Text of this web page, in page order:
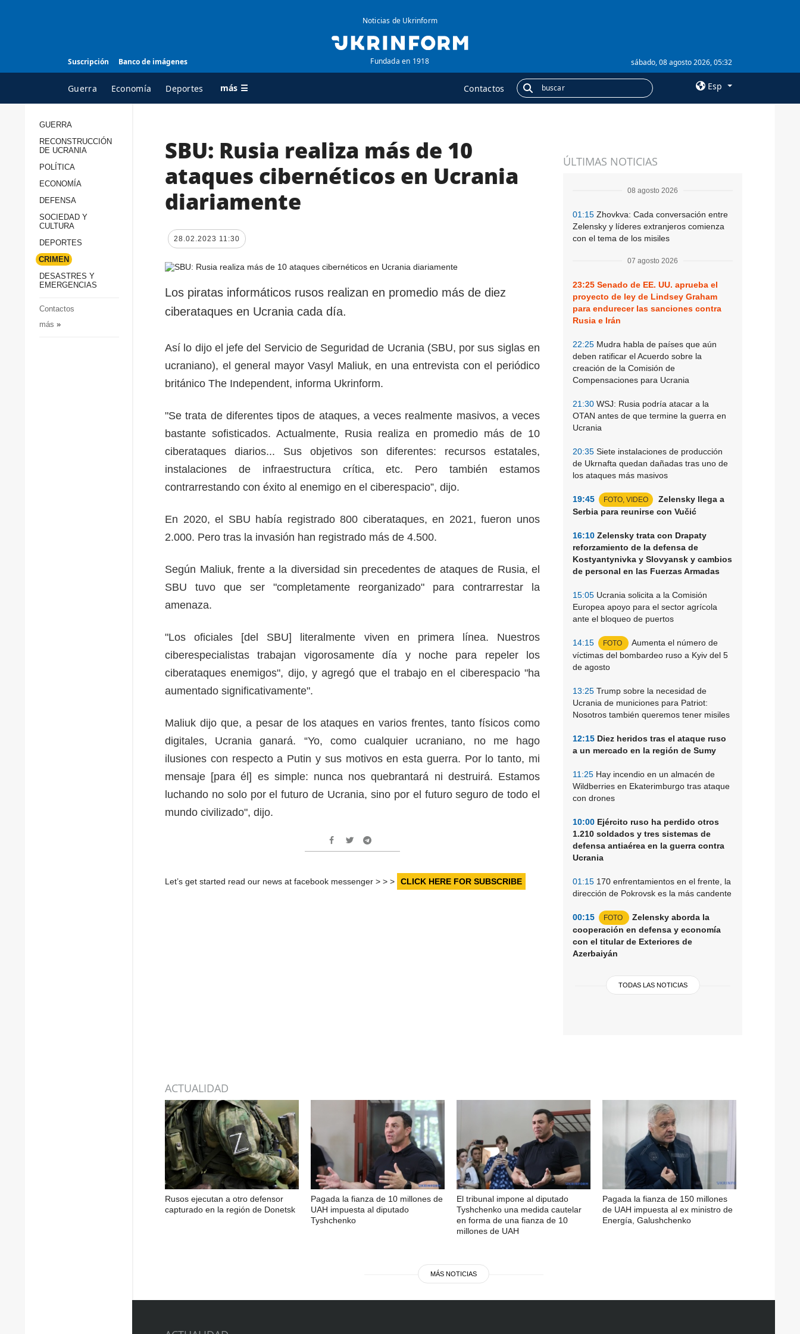
Suscripción Banco de imágenes
Noticias de Ukrinform
Fundada en 1918 sábado, 08 agosto 2026, 05:32
Guerra Economía Deportes más ☰ Contactos Esp
TODAS LAS
Reconstrucción de
Sociedad y Cultura
Desastres y emergencias
AGENCIA
sobre la agencia
contacto
condiciones de
protección de datos
ADICIONAL
Publicaciones
Suscripción
GUERRA
RECONSTRUCCIÓN
DE UCRANIA
POLÍTICA
ECONOMÍA
DEFENSA
SOCIEDAD Y
CULTURA
DEPORTES
CRIMEN
DESASTRES Y
EMERGENCIAS
Contactos
más »
ÚLTIMAS NOTICIAS
08 agosto 2026
01:15 Zhovkva: Cada conversación entre
Zelensky y líderes extranjeros comienza
con el tema de los misiles
07 agosto 2026
23:25 Senado de EE. UU. aprueba el
proyecto de ley de Lindsey Graham
para endurecer las sanciones contra
Rusia e Irán
22:25 Mudra habla de países que aún
deben ratificar el Acuerdo sobre la
creación de la Comisión de
Compensaciones para Ucrania
21:30 WSJ: Rusia podría atacar a la
OTAN antes de que termine la guerra en
Ucrania
20:35 Siete instalaciones de producción
de Ukrnafta quedan dañadas tras uno de
los ataques más masivos
19:45 FOTO, VIDEO
Zelensky llega a
Serbia para reunirse con Vučić
16:10 Zelensky trata con Drapaty
reforzamiento de la defensa de
Kostyantynivka y Slovyansk y cambios
de personal en las Fuerzas Armadas
15:05 Ucrania solicita a la Comisión
Europea apoyo para el sector agrícola
ante el bloqueo de puertos
14:15 FOTO
Aumenta el número de
víctimas del bombardeo ruso a Kyiv del 5
de agosto
13:25 Trump sobre la necesidad de
Ucrania de municiones para Patriot:
Nosotros también queremos tener misiles
12:15 Diez heridos tras el ataque ruso
a un mercado en la región de Sumy
11:25 Hay incendio en un almacén de
Wildberries en Ekaterimburgo tras ataque
con drones
10:00 Ejército ruso ha perdido otros
1.210 soldados y tres sistemas de
defensa antiaérea en la guerra contra
Ucrania
01:15 170 enfrentamientos en el frente, la
dirección de Pokrovsk es la más candente
00:15 FOTO
Zelensky aborda la
cooperación en defensa y economía
con el titular de Exteriores de
Azerbaiyán
TODAS LAS NOTICIAS
SBU: Rusia realiza más de 10
ataques cibernéticos en Ucrania
diariamente
28.02.2023 11:30
Los piratas informáticos rusos realizan en promedio más de diez
ciberataques en Ucrania cada día.
Así lo dijo el jefe del Servicio de Seguridad de Ucrania (SBU, por sus siglas en
ucraniano), el general mayor Vasyl Maliuk, en una entrevista con el periódico
británico The Independent, informa Ukrinform.
"Se trata de diferentes tipos de ataques, a veces realmente masivos, a veces
bastante sofisticados. Actualmente, Rusia realiza en promedio más de 10
ciberataques diarios... Sus objetivos son diferentes: recursos estatales,
instalaciones de infraestructura crítica, etc. Pero también estamos
contrarrestando con éxito al enemigo en el ciberespacio”, dijo.
En 2020, el SBU había registrado 800 ciberataques, en 2021, fueron unos
2.000. Pero tras la invasión han registrado más de 4.500.
Según Maliuk, frente a la diversidad sin precedentes de ataques de Rusia, el
SBU tuvo que ser "completamente reorganizado" para contrarrestar la
amenaza.
"Los oficiales [del SBU] literalmente viven en primera línea. Nuestros
ciberespecialistas trabajan vigorosamente día y noche para repeler los
ciberataques enemigos", dijo, y agregó que el trabajo en el ciberespacio "ha
aumentado significativamente".
Maliuk dijo que, a pesar de los ataques en varios frentes, tanto físicos como
digitales, Ucrania ganará. “Yo, como cualquier ucraniano, no me hago
ilusiones con respecto a Putin y sus motivos en esta guerra. Por lo tanto, mi
mensaje [para él] es simple: nunca nos quebrantará ni destruirá. Estamos
luchando no solo por el futuro de Ucrania, sino por el futuro seguro de todo el
mundo civilizado", dijo.
Let’s get started read our news at facebook messenger > > > CLICK HERE FOR SUBSCRIBE
ACTUALIDAD
Rusos ejecutan a otro defensor
capturado en la región de Donetsk
Pagada la fianza de 10 millones de
UAH impuesta al diputado
Tyshchenko
El tribunal impone al diputado
Tyshchenko una medida cautelar
en forma de una fianza de 10
millones de UAH
Pagada la fianza de 150 millones
de UAH impuesta al ex ministro de
Energía, Galushchenko
MÁS NOTICIAS